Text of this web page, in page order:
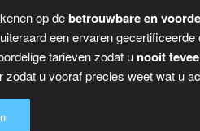
op debetrouwbare en
een ervaren gecertificeerde
tarieven zodat u nooit
u vooraf precies weet wat u